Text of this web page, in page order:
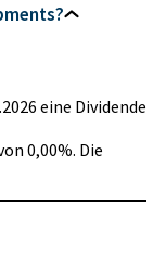
eine Dividende
0,00%. Die